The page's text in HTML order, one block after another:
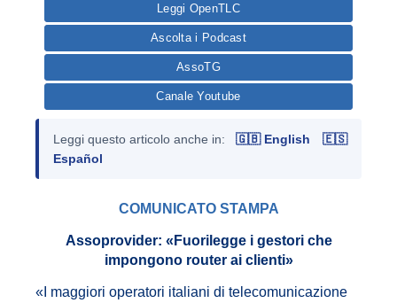
Leggi OpenTLC
Ascolta i Podcast
AssoTG
Canale Youtube
Leggi questo articolo anche in: 🇬🇧 English
🇪🇸
Español
COMUNICATO STAMPA
Assoprovider: «Fuorilegge i gestori che
impongono router ai clienti»
«I maggiori operatori italiani di telecomunicazione